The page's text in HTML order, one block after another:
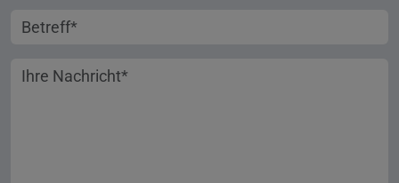
Betreff
Ihre Nachricht